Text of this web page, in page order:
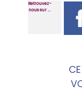
Retrouvez-
nous sur ...